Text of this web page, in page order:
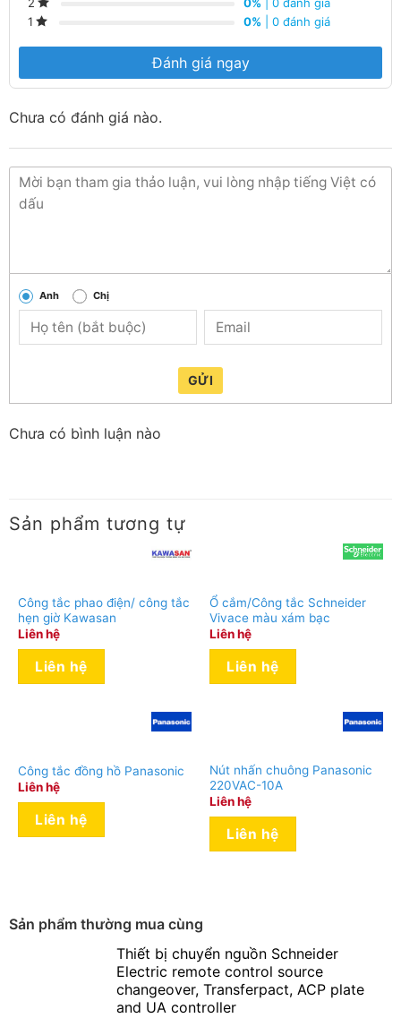
1
0% | 0 đánh giá
Đánh giá ngay
Chưa có đánh giá nào.
Anh Chị
GỬI
Chưa có bình luận nào
Sản phẩm tương tự
Công tắc phao điện/ công tắc
hẹn giờ Kawasan
Liên hệ
Liên hệ
Ổ cắm/Công tắc Schneider
Vivace màu xám bạc
Liên hệ
Liên hệ
Công tắc đồng hồ Panasonic
Liên hệ
Liên hệ
Nút nhấn chuông Panasonic
220VAC-10A
Liên hệ
Liên hệ
Sản phẩm thường mua cùng
Thiết bị chuyển nguồn Schneider
Electric remote control source
changeover, Transferpact, ACP plate
and UA controller